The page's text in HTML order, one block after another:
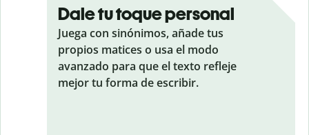
Dale tu toque personal
Juega con sinónimos, añade tus
propios matices o usa el modo
avanzado para que el texto refleje
mejor tu forma de escribir.